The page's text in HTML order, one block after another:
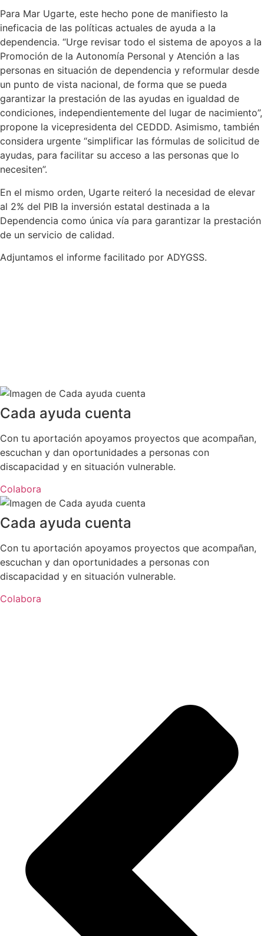
Para Mar Ugarte, este hecho pone de manifiesto la
ineficacia de las políticas actuales de ayuda a la
dependencia. “Urge revisar todo el sistema de apoyos a la
Promoción de la Autonomía Personal y Atención a las
personas en situación de dependencia y reformular desde
un punto de vista nacional, de forma que se pueda
garantizar la prestación de las ayudas en igualdad de
condiciones, independientemente del lugar de nacimiento”,
propone la vicepresidenta del CEDDD. Asimismo, también
considera urgente “simplificar las fórmulas de solicitud de
ayudas, para facilitar su acceso a las personas que lo
necesiten”.
En el mismo orden, Ugarte reiteró la necesidad de elevar
al 2% del PIB la inversión estatal destinada a la
Dependencia como única vía para garantizar la prestación
de un servicio de calidad.
Adjuntamos el informe facilitado por ADYGSS.
Cada ayuda cuenta
Con tu aportación apoyamos proyectos que acompañan,
escuchan y dan oportunidades a personas con
discapacidad y en situación vulnerable.
Colabora
Cada ayuda cuenta
Con tu aportación apoyamos proyectos que acompañan,
escuchan y dan oportunidades a personas con
discapacidad y en situación vulnerable.
Colabora